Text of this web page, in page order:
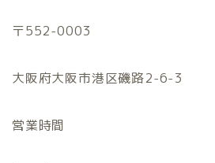
〒552-0003
大阪府大阪市港区磯路2-6-3
営業時間